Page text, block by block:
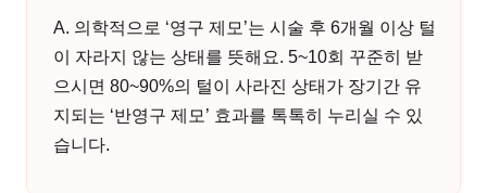
A. 의학적으로 ‘영구 제모’는 시술 후 6개월 이상 털
이 자라지 않는 상태를 뜻해요. 5~10회 꾸준히 받
으시면 80~90%의 털이 사라진 상태가 장기간 유
지되는 ‘반영구 제모’ 효과를 톡톡히 누리실 수 있
습니다.